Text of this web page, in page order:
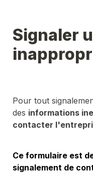
Signaler
Pour tout
des informations
contacter
Ce formulaire est
signalement de